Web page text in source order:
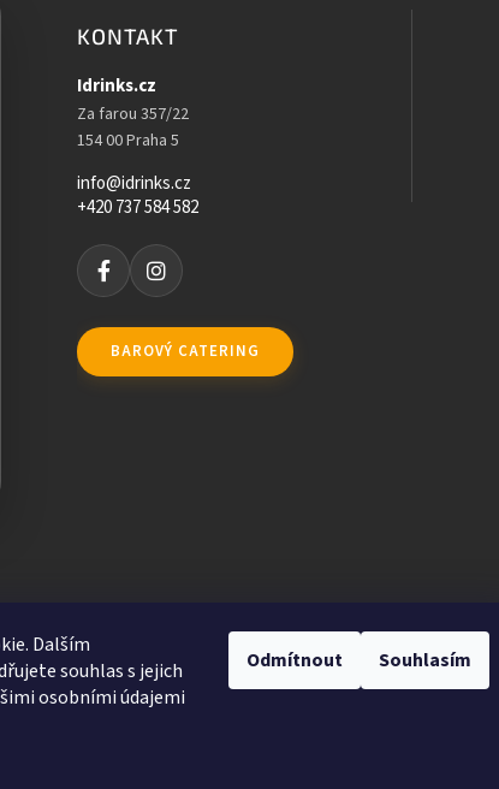
Dalším
souhlas s jejich
osobními údajemi
Odmítnout Souhlasím
KONTAKT
Idrinks.cz
Za farou 357/22
154 00 Praha 5
info@idrinks.cz
+420 737 584 582
BAROVÝ CATERING